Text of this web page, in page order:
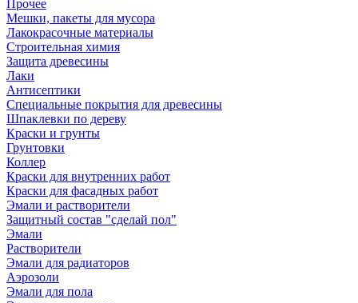
Прочее
Мешки, пакеты для мусора
Лакокрасочные материалы
Строительная химия
Защита древесины
Лаки
Антисептики
Специальные покрытия для древесины
Шпаклевки по дереву
Краски и грунты
Грунтовки
Коллер
Краски для внутренних работ
Краски для фасадных работ
Эмали и растворители
Защитный состав "сделай пол"
Эмали
Растворители
Эмали для радиаторов
Аэрозоли
Эмали для пола